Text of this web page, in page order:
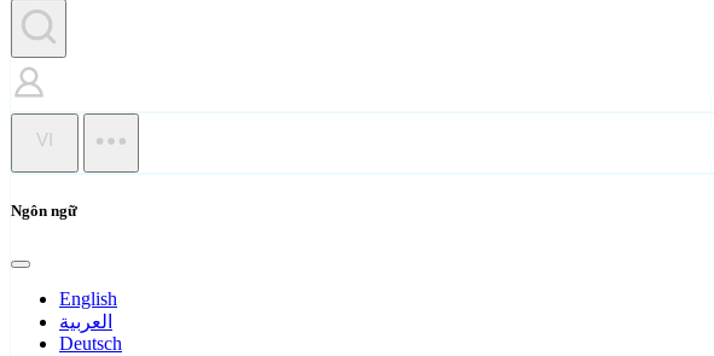
VI
Ngôn ngữ
English
العربية
Deutsch